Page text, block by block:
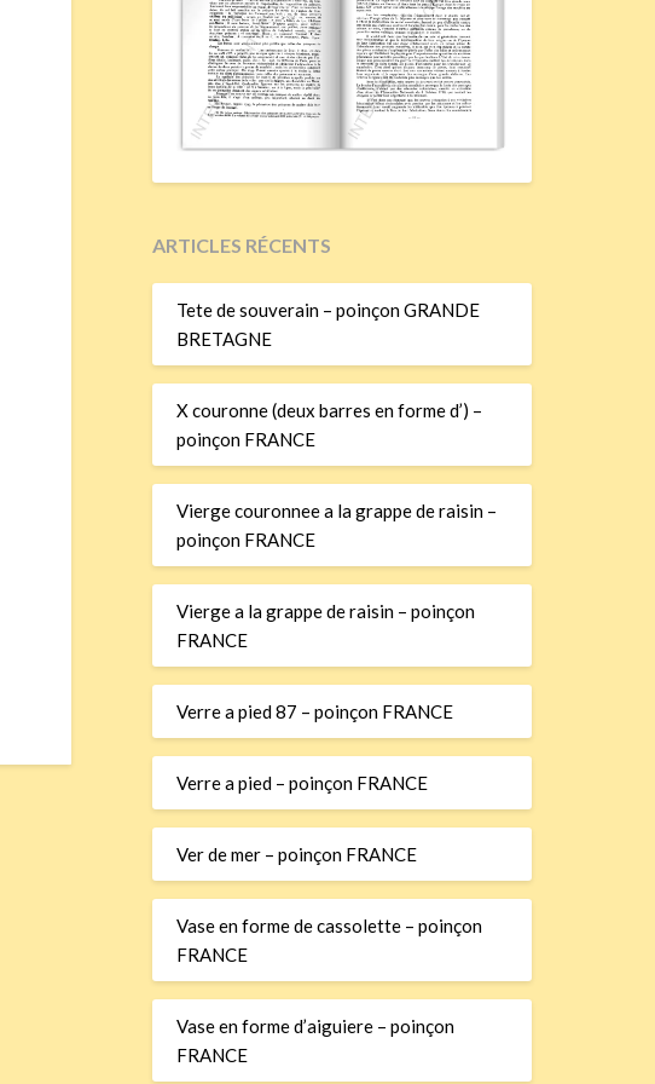
ARTICLES RÉCENTS
Tete de souverain – poinçon GRANDE
BRETAGNE
X couronne (deux barres en forme d’) –
poinçon FRANCE
Vierge couronnee a la grappe de raisin –
poinçon FRANCE
Vierge a la grappe de raisin – poinçon
FRANCE
Verre a pied 87 – poinçon FRANCE
Verre a pied – poinçon FRANCE
Ver de mer – poinçon FRANCE
Vase en forme de cassolette – poinçon
FRANCE
Vase en forme d’aiguiere – poinçon
FRANCE